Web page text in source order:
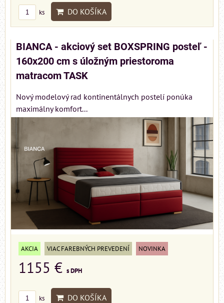
ks DO KOŠÍKA
BIANCA - akciový set BOXSPRING posteľ -
160x200 cm s úložným priestoroma
matracom TASK
Nový modelový rad kontinentálnych postelí ponúka
maximálny komfort...
AKCIA VIAC FAREBNÝCH PREVEDENÍ NOVINKA
1155 € s DPH
ks DO KOŠÍKA